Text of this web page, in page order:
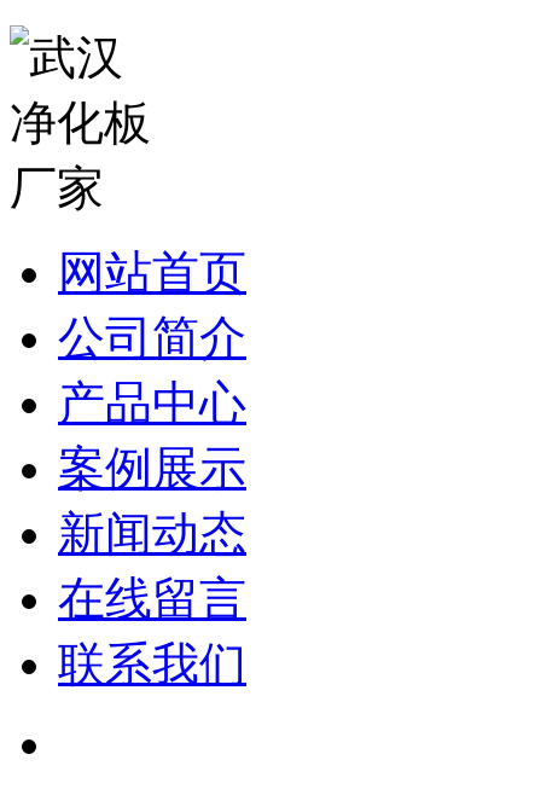
网站首页
公司简介
产品中心
案例展示
新闻动态
在线留言
联系我们